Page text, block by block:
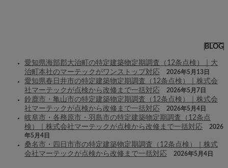
BLOG
愛知県海部郡大治町の特定建築物定期調査（12条点検）｜大
治町本社のマーテックがワンストップ対応
2026年5月13日
愛知県春日井市の特定建築物定期調査（12条点検）｜株式会
社マーテックが点検から改修まで一括対応
2026年5月7日
鈴鹿市・亀山市の特定建築物定期調査（12条点検）｜株式会
社マーテックが点検から改修まで一括対応
2026年5月4日
岐阜市・各務原市・羽島市の特定建築物定期調査（12条点
検）｜株式会社マーテックが点検から改修まで一括対応
2026
年5月4日
桑名市・四日市市の特定建築物定期調査（12条点検）｜株式
会社マーテックが点検から改修まで一括対応
2026年5月4日